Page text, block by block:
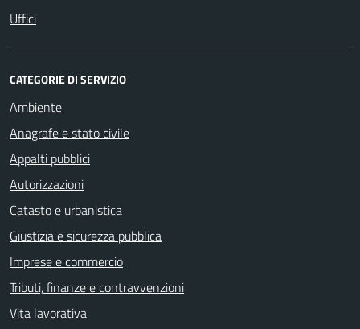
Uffici
CATEGORIE DI SERVIZIO
Ambiente
Anagrafe e stato civile
Appalti pubblici
Autorizzazioni
Catasto e urbanistica
Giustizia e sicurezza pubblica
Imprese e commercio
Tributi, finanze e contravvenzioni
Vita lavorativa